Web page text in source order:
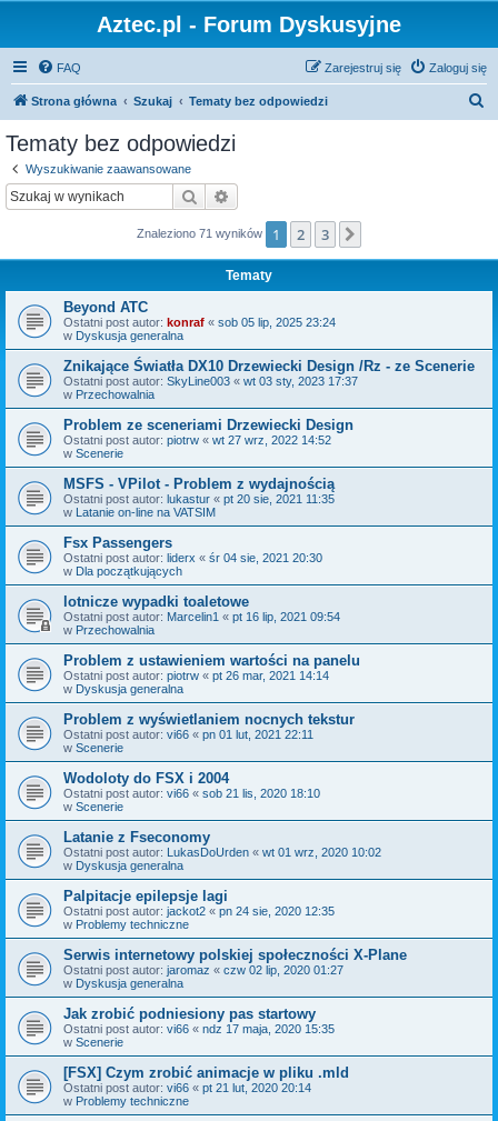
Aztec.pl - Forum Dyskusyjne
FAQ Zaloguj się
Zarejestruj się
Strona główna Szukaj Tematy bez odpowiedzi
Tematy bez odpowiedzi
Wyszukiwanie zaawansowane
Szukaj
Znaleziono 71 wyników 1 2 3
Tematy
Beyond ATC
Ostatni post autor: konraf « sob 05 lip, 2025 23:24
w Dyskusja generalna
Znikające Światła DX10 Drzewiecki Design /Rz - ze Scenerie
Ostatni post autor: SkyLine003 « wt 03 sty, 2023 17:37
w Przechowalnia
Problem ze sceneriami Drzewiecki Design
Ostatni post autor: piotrw « wt 27 wrz, 2022 14:52
w Scenerie
MSFS - VPilot - Problem z wydajnością
Ostatni post autor: lukastur « pt 20 sie, 2021 11:35
w Latanie on-line na VATSIM
Fsx Passengers
Ostatni post autor: liderx « śr 04 sie, 2021 20:30
w Dla początkujących
lotnicze wypadki toaletowe
Ostatni post autor: Marcelin1 « pt 16 lip, 2021 09:54
w Przechowalnia
Problem z ustawieniem wartości na panelu
Ostatni post autor: piotrw « pt 26 mar, 2021 14:14
w Dyskusja generalna
Problem z wyświetlaniem nocnych tekstur
Ostatni post autor: vi66 « pn 01 lut, 2021 22:11
w Scenerie
Wodoloty do FSX i 2004
Ostatni post autor: vi66 « sob 21 lis, 2020 18:10
w Scenerie
Latanie z Fseconomy
Ostatni post autor: LukasDoUrden « wt 01 wrz, 2020 10:02
w Dyskusja generalna
Palpitacje epilepsje lagi
Ostatni post autor: jackot2 « pn 24 sie, 2020 12:35
w Problemy techniczne
Serwis internetowy polskiej społeczności X-Plane
Ostatni post autor: jaromaz « czw 02 lip, 2020 01:27
w Dyskusja generalna
Jak zrobić podniesiony pas startowy
Ostatni post autor: vi66 « ndz 17 maja, 2020 15:35
w Scenerie
[FSX] Czym zrobić animacje w pliku .mld
Ostatni post autor: vi66 « pt 21 lut, 2020 20:14
w Problemy techniczne